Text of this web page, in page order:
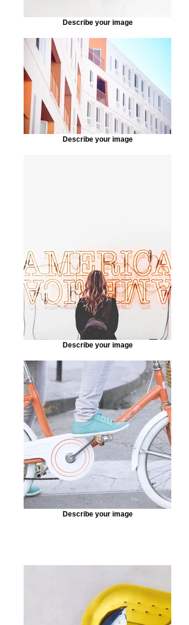
Describe your image
Describe your image
Describe your image
Describe your image